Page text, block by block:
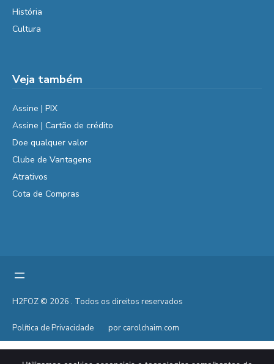
História
Cultura
Veja também
Assine | PIX
Assine | Cartão de crédito
Doe qualquer valor
Clube de Vantagens
Atrativos
Cota de Compras
H2FOZ © 2026 . Todos os direitos reservados
Política de Privacidade por carolchaim.com